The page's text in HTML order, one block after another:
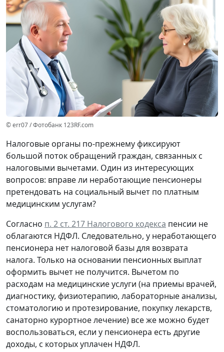
© err07 / Фотобанк 123RF.com
Налоговые органы по-прежнему фиксируют
большой поток обращений граждан, связанных с
налоговыми вычетами. Один из интересующих
вопросов: вправе ли неработающие пенсионеры
претендовать на социальный вычет по платным
медицинским услугам?
Согласно п. 2 ст. 217 Налогового кодекса пенсии не
облагаются НДФЛ. Следовательно, у неработающего
пенсионера нет налоговой базы для возврата
налога. Только на основании пенсионных выплат
оформить вычет не получится. Вычетом по
расходам на медицинские услуги (на приемы врачей,
диагностику, физиотерапию, лабораторные анализы,
стоматологию и протезирование, покупку лекарств,
санаторно курортное лечение) все же можно будет
воспользоваться, если у пенсионера есть другие
доходы, с которых уплачен НДФЛ.